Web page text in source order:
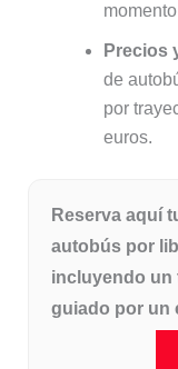
Precios
de
por
euros.
Reserva aquí
autobús por
incluyendo un
guiado por un